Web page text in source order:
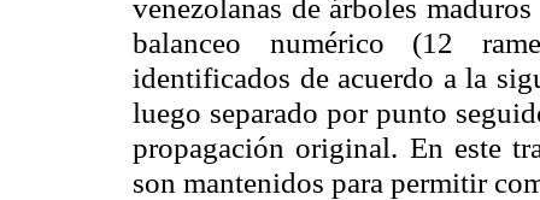
venezolanas de árboles
balanceo numérico (12
identificados de acuerdo a la
luego separado por punto
propagación original. En este
son mantenidos para permitir